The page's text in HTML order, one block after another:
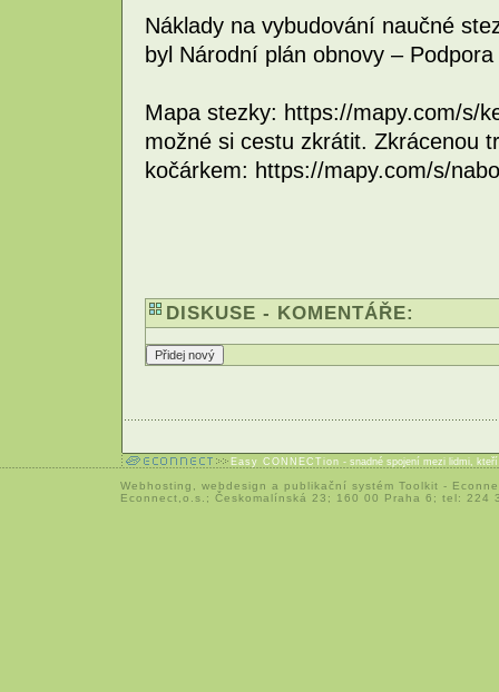
Náklady na vybudování naučné
byl Národní plán obnovy –
Mapa stezky: https://mapy.com/s/
možné si cestu zkrátit. Zkrácenou
kočárkem: https://mapy.com/s/
DISKUSE - KOMENTÁŘE:
Easy CONNECTion - snadné spojení mezi lidmi,
Webhosting webdesign a publikační systém Toolkit -
Econnect,o.s.; Českomalínská 23; 160 00 Praha 6; tel: 224